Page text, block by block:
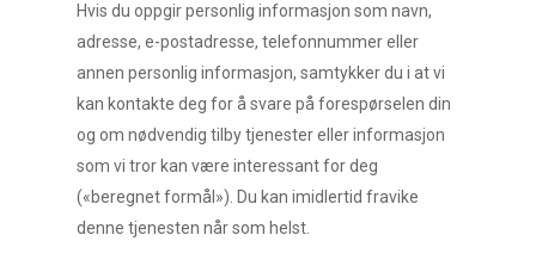
Hvis du oppgir personlig informasjon som navn,
adresse, e-postadresse, telefonnummer eller
annen personlig informasjon, samtykker du i at vi
kan kontakte deg for å svare på forespørselen din
og om nødvendig tilby tjenester eller informasjon
som vi tror kan være interessant for deg
(«beregnet formål»). Du kan imidlertid fravike
denne tjenesten når som helst.